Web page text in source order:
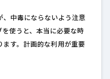
、中毒にならないよう注意
を使うと、本当に必要な時
ます。計画的な利用が重要